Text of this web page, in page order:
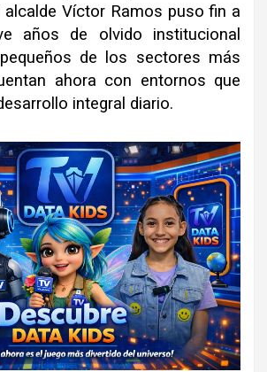
alcalde Víctor Ramos puso fin a
años de olvido institucional
de los sectores más
ahora con entornos que
integral diario.